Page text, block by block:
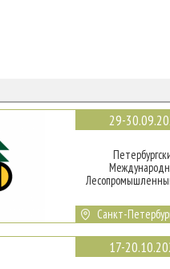
29-
Санкт-
17-